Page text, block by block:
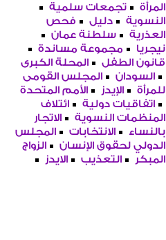
المرأة
تجمعات سلمية
النسوية
دليل
فحص
العذرية
سلطنة عمان
نيجريا
مجموعة مساندة
قانون الطفل
المحلة الكبرى
السودان
المجلس القومى
للمرأة
الإيدز
الأمم المتحدة
اتفاقيات دولية
ائتلاف
المنظمات النسوية
الاتجار
بالنساء
الانتخابات
المجلس
الدولي لحقوق الإنسان
الزواج
المبكر
التعذيب الايدز